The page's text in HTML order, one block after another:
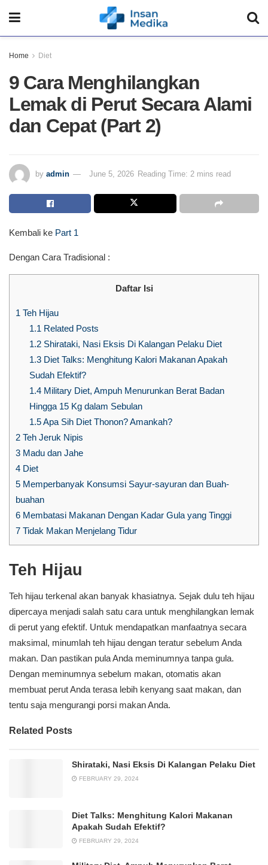
Home Diet
9 Cara Menghilangkan
Lemak di Perut Secara Alami
dan Cepat (Part 2)
by admin June 5, 2026 Reading Time: 2 mins read
Kembali ke Part 1
Dengan Cara Tradisional :
Daftar Isi
1 Teh Hijau
1.1 Related Posts
1.2Shirataki, Nasi Eksis Di Kalangan Pelaku Diet
1.3Diet Talks: Menghitung Kalori Makanan Apakah
Sudah Efektif?
1.4Military Diet, Ampuh Menurunkan Berat Badan
Hingga 15 Kg dalam Sebulan
1.5Apa Sih Diet Thonon? Amankah?
2 Teh Jeruk Nipis
3 Madu dan Jahe
4 Diet
5 Memperbanyak Konsumsi Sayur-sayuran dan Buah-
buahan
6 Membatasi Makanan Dengan Kadar Gula yang Tinggi
7 Tidak Makan Menjelang Tidur
Teh Hijau
Teh hijau terkenal akan banyak khasiatnya. Sejak dulu teh hijau
dipercaya menjadi salah satu cara untuk menghilangkan lemak
di perut yang efektif. Untuk mendapatkan manfaatnya secara
maksimal, minumlah teh hijau dengan teratur sebelum Anda
makan. Dan pastikan pula Anda meminumnya tanpa gula.
Dengan meminumnya sebelum makan, otomatis akan
membuat perut Anda terasa lebih kenyang saat makan, dan
tentu saja mengurangi porsi makan Anda.
Related Posts
Shirataki, Nasi Eksis Di Kalangan Pelaku Diet
FEBRUARY 29, 2024
Diet Talks: Menghitung Kalori Makanan
Apakah Sudah Efektif?
FEBRUARY 29, 2024